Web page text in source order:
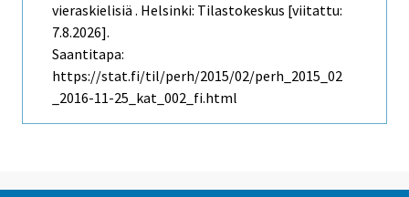
vieraskielisiä . Helsinki: Tilastokeskus [viitattu:
7.8.2026].
Saantitapa:
https://stat.fi/til/perh/2015/02/perh_2015_02
_2016-11-25_kat_002_fi.html